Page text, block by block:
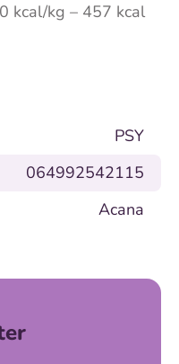
kcal/kg – 457 kcal
PSY
064992542115
Acana